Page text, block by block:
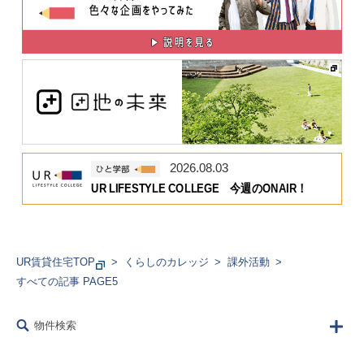
2026.08.03
UR LIFESTYLE COLLEGE 今週のONAIR！
UR賃貸住宅TOP くらしのカレッジ
課外活動
すべての記事 PAGE5
物件検索